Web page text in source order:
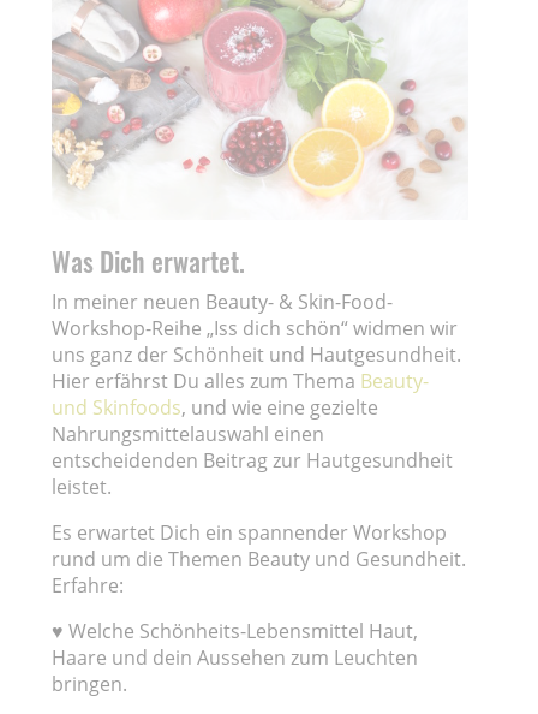
Was Dich erwartet.
In meiner neuen Beauty- & Skin-Food-
Workshop-Reihe „Iss dich schön“ widmen wir
uns ganz der Schönheit und Hautgesundheit.
Hier erfährst Du alles zum Thema Beauty-
und Skinfoods, und wie eine gezielte
Nahrungsmittelauswahl einen
entscheidenden Beitrag zur Hautgesundheit
leistet.
Es erwartet Dich ein spannender Workshop
rund um die Themen Beauty und Gesundheit.
Erfahre:
♥ Welche Schönheits-Lebensmittel Haut,
Haare und dein Aussehen zum Leuchten
bringen.